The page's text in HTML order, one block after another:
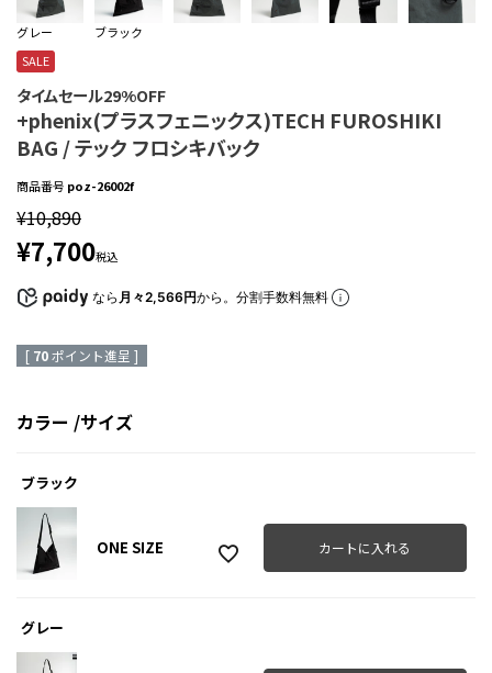
グレー
ブラック
SALE
タイムセール29%OFF
+phenix(プラスフェニックス)TECH FUROSHIKI
BAG / テック フロシキバック
商品番号 poz-26002f
¥10,890
¥7,700税込
なら 月々2,566円から。分割手数料無料
[ 70ポイント進呈 ]
カラー サイズ
ブラック
ONE SIZE カートに入れる
グレー